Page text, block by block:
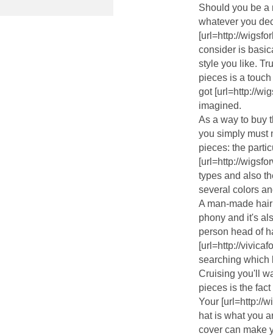
Should you be a
whatever you
[url=http://
consider is
style you like.
pieces is a
got [url=http://
imagined.
As a way to buy
you simply must
pieces: the
[url=http://
types and also
several colors
A man-made
phony and it's
person head of
[url=http://
searching which
Cruising you'll
pieces is the
Your [url=http://
hat is what you
cover can make